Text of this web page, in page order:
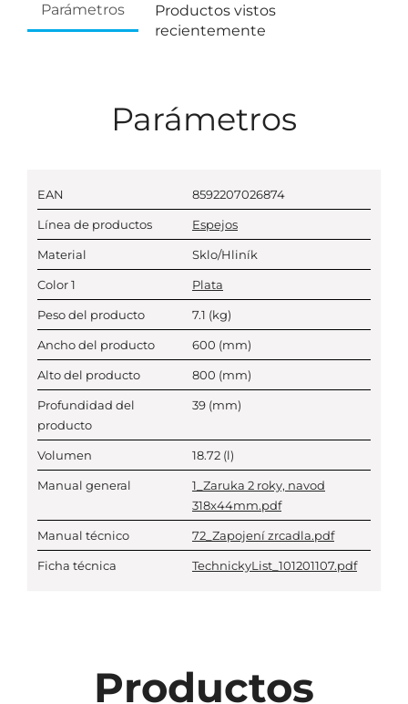
Parámetros
Productos vistos
recientemente
Parámetros
EAN 8592207026874
Línea de productos Espejos
Material Sklo/Hliník
Color 1 Plata
Peso del producto 7.1 (kg)
Ancho del producto 600 (mm)
Alto del producto 800 (mm)
Profundidad del
producto
39 (mm)
Volumen 18.72 (l)
Manual general
1_Zaruka 2 roky, navod
318x44mm.pdf
Manual técnico 72_Zapojení zrcadla.pdf
Ficha técnica TechnickyList_101201107.pdf
Productos